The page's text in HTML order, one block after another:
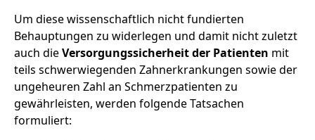
Um diese wissenschaftlich nicht fundierten
Behauptungen zu widerlegen und damit nicht zuletzt
auch dieVersorgungssicherheit der Patienten mit
teils schwerwiegenden Zahnerkrankungen sowie der
ungeheuren Zahl an Schmerzpatienten zu
gewährleisten, werden folgende Tatsachen
formuliert: